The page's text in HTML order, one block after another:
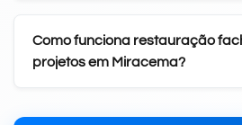
Como funciona restauração
projetos em Miracema?